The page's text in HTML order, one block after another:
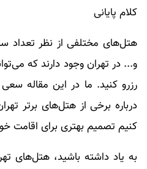
کلام پایانی
هتل‌های مختلفی از نظر تعداد
رزرو کنید. ما در این مقاله
درباره برخی از هتل‌های برتر
کنیم تصمیم بهتری برای اقامت
به یاد داشته باشید، هتل‌های